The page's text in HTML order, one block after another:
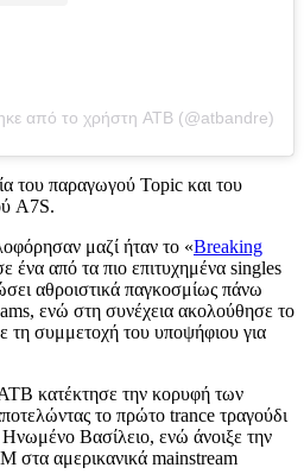
από το χρήστη ATB (@atbandre)
του παραγωγού Topic και του
A7S.
μαζί ήταν το «Breaking
ένα από τα πιο επιτυχημένα singles
αθροιστικά παγκοσμίως πάνω
ενώ στη συνέχεια ακολούθησε το
τη συμμετοχή του υποψήφιου για
κατέκτησε την κορυφή των
το πρώτο trance τραγούδι
Βασίλειο, ενώ άνοιξε την
στα αμερικανικά mainstream